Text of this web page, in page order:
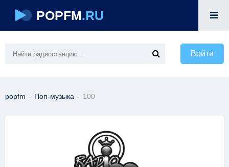
POPFM.RU
Войти
popfm - Поп-музыка - 100